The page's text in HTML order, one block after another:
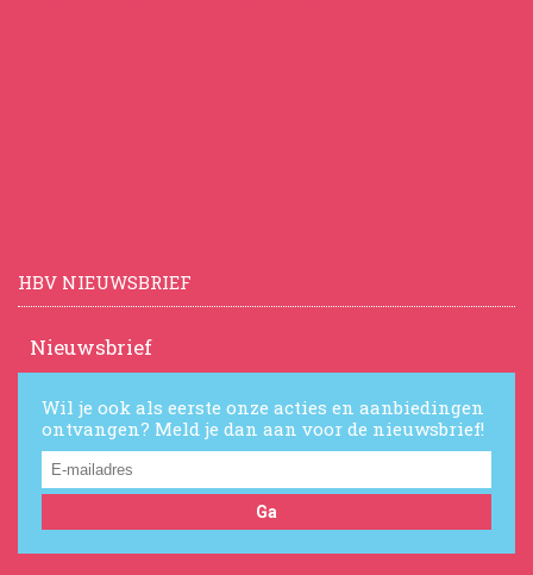
HBV NIEUWSBRIEF
Nieuwsbrief
Wil je ook als eerste onze acties en aanbiedingen
ontvangen? Meld je dan aan voor de nieuwsbrief!
Ga